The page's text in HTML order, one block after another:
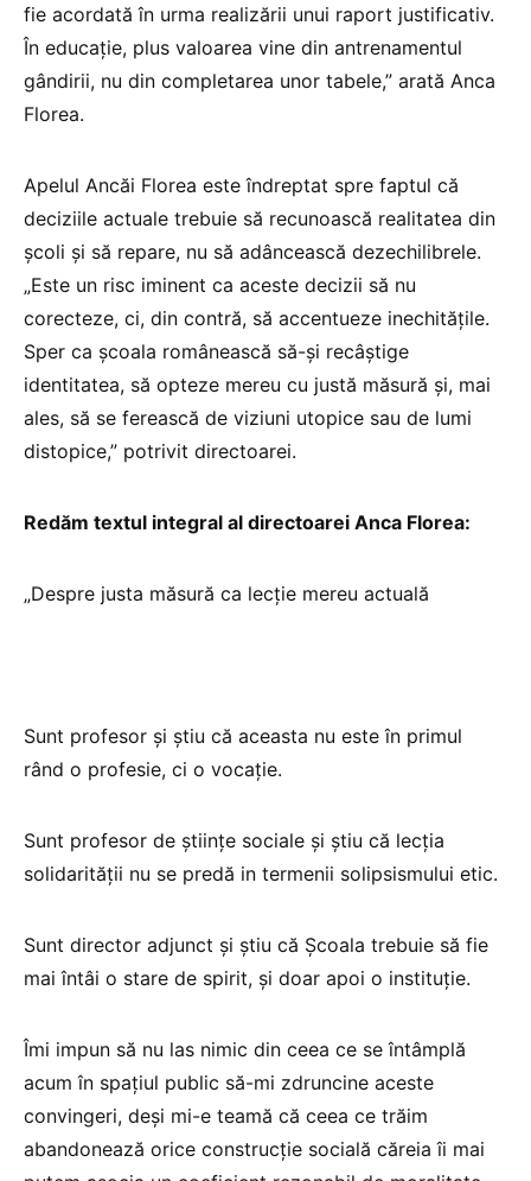
fie acordată în urma realizării unui raport justificativ.
În educație, plus valoarea vine din antrenamentul
gândirii, nu din completarea unor tabele,” arată Anca
Florea.
Apelul Ancăi Florea este îndreptat spre faptul că
deciziile actuale trebuie să recunoască realitatea din
școli și să repare, nu să adâncească dezechilibrele.
„Este un risc iminent ca aceste decizii să nu
corecteze, ci, din contră, să accentueze inechitățile.
Sper ca școala românească să-și recâștige
identitatea, să opteze mereu cu justă măsură și, mai
ales, să se ferească de viziuni utopice sau de lumi
distopice,” potrivit directoarei.
Redăm textul integral al directoarei Anca Florea:
„Despre justa măsură ca lecție mereu actuală
Sunt profesor și știu că aceasta nu este în primul
rând o profesie, ci o vocație.
Sunt profesor de științe sociale și știu că lecția
solidarității nu se predă in termenii solipsismului etic.
Sunt director adjunct și știu că Școala trebuie să fie
mai întâi o stare de spirit, și doar apoi o instituție.
Îmi impun să nu las nimic din ceea ce se întâmplă
acum în spațiul public să-mi zdruncine aceste
convingeri, deși mi-e teamă că ceea ce trăim
abandonează orice construcție socială căreia îi mai